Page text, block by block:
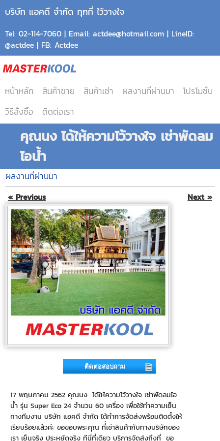
บริษัท แอคดี จำกัด ทุกที่ ไว้วางใจ
Tel: 02-114-7060 | Email: actdee@hotmail.com | LineID:
@actdee | FB: Actdee
หน้าหลัก สินค้าขาย สินค้าเช่า ผลงานที่ผ่านมา
โปรโมชั่น
วิธีสั่งซื้อ
ติดต่อเรา
คุณนง ได้ให้ความไว้วางใจ เช่าพัดลม
ไอน้ำ
ผลงานที่ผ่านมา
« Previous Next »
17 พฤษภาคม 2562 คุณนง ได้ให้ความไว้วางใจ เช่าพัดลมไอ
น้ำ รุ่น Super Eco 24 จำนวน 60 เครื่อง เพื่อใช้ทำความเย็น
ทางทีมงาน บริษัท แอคดี จำกัด ได้ทำการจัดส่งพร้อมติดตั้งให้
เรียบร้อยแล้วค่ะ ขอขอบพระคุณ ที่่เช่าสินค้ากับทางบริษัทของ
เรา เย็นจริง ประหยัดจริง ทีนี่ที่เดียว บริการจัดส่งถึงที่ ขอ